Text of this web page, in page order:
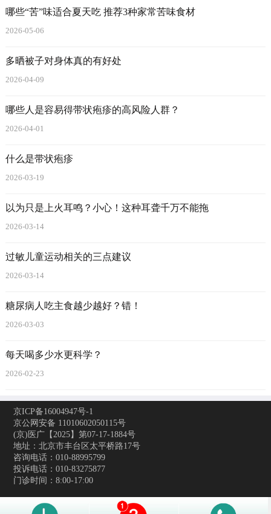
哪些“苦”味适合夏天吃 推荐3种家常苦味食材
2026-05-06
多晒被子对身体真的有好处
2026-04-09
哪些人是容易得带状疱疹的高风险人群？
2026-04-01
什么是带状疱疹
2026-03-19
以为只是上火耳鸣？小心！这种耳聋千万不能拖
2026-03-14
过敏儿童运动相关的三点建议
2026-03-14
糖尿病人吃主食越少越好？错！
2026-03-03
每天喝多少水更科学？
2026-02-23
京ICP备16004947号-1
京公网安备 11010602050115号
(京)医广【2025】第07-17-1884号
地址：北京市丰台区太平桥路17号
咨询电话：010-88995799
投诉电话：010-83275877
门诊时间：8:00-17:00